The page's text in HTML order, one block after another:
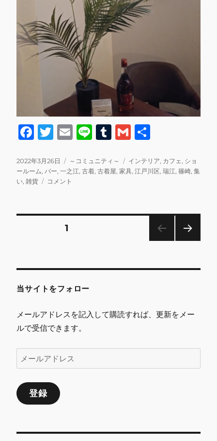
F
c
e
o
T
it
te
E
ai
l
Li
e
T
m
bl
G
ai
l
投
稿
日:
2022年3月26日
カ
テ
ゴ
～コミュニティ～
タ
グ
インテリア, カフェ, ショ
ールーム,バー,一之江,古着,古着屋,家具,江戸川区,瑞江,篠崎,集
い,雑貨
3/26
舗
ご
内
に
コメント
の
ペ
ー
ジ
送
り
固定ページ1
当サイトをフォロー
メールアドレスを記入して購読すれば、更新をメー
ルで受信できます。
ー
ル
ア
ス
登録